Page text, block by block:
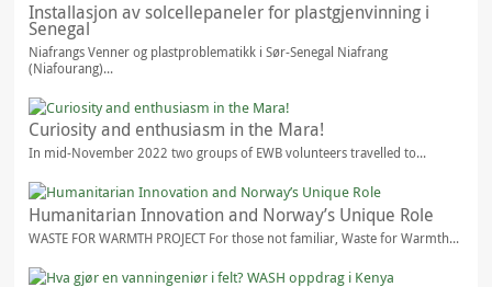
Installasjon av solcellepaneler for plastgjenvinning i
Senegal
Niafrangs Venner og plastproblematikk i Sør-Senegal Niafrang
(Niafourang)...
Curiosity and enthusiasm in the Mara!
In mid-November 2022 two groups of EWB volunteers travelled to...
Humanitarian Innovation and Norway’s Unique Role
WASTE FOR WARMTH PROJECT For those not familiar, Waste for Warmth...